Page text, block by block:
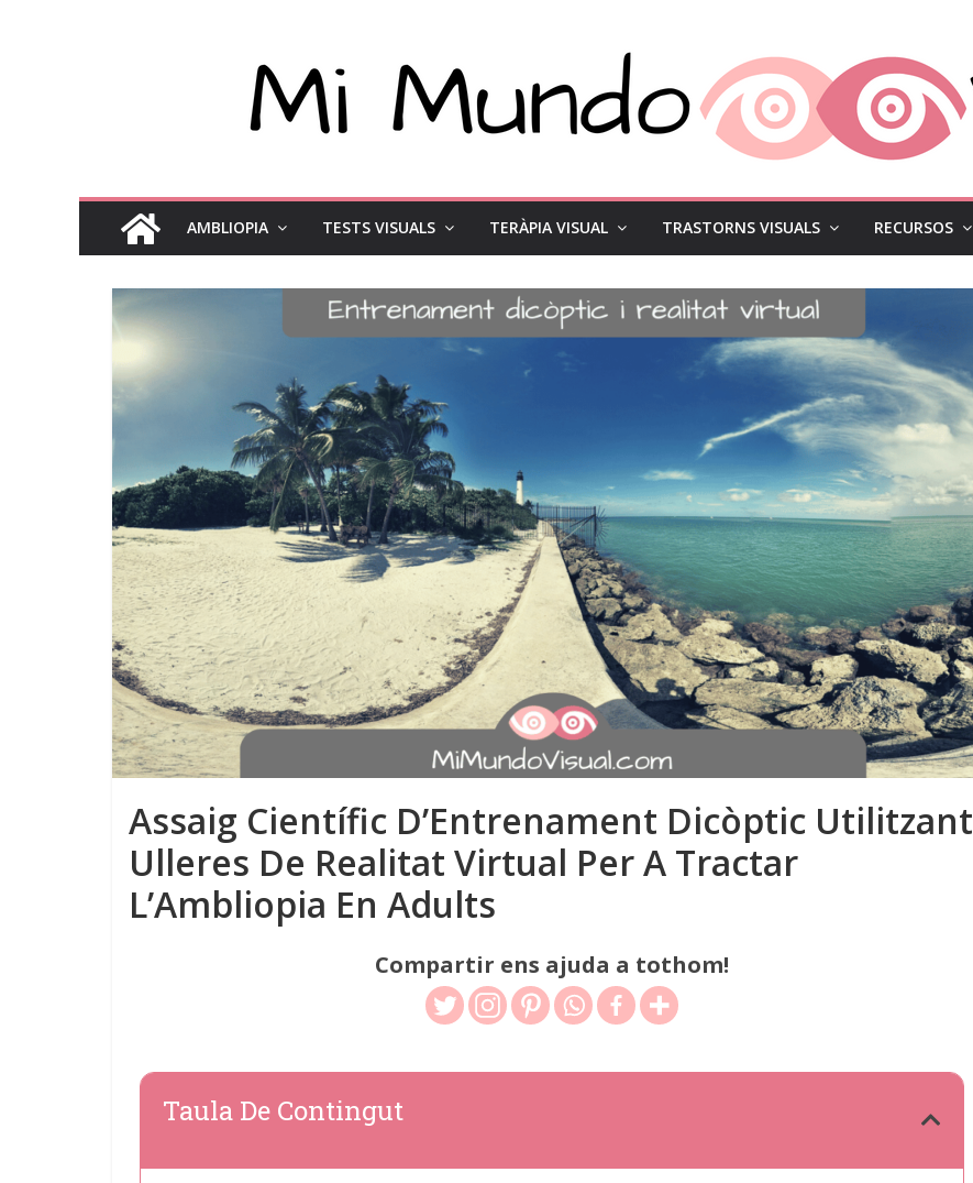
AMBLIOPIA TESTS VISUALS TERÀPIA VISUAL TRASTORNS VISUALS RECURSOS
Assaig Científic D’Entrenament Dicòptic Utilitzant
Ulleres De Realitat Virtual Per A Tractar
L’Ambliopia En Adults
Compartir ens ajuda a tothom!
Taula De Contingut